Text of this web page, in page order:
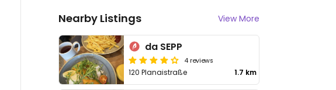
Nearby Listings View More
da SEPP
4 reviews
120 Planaistraße 1.7 km